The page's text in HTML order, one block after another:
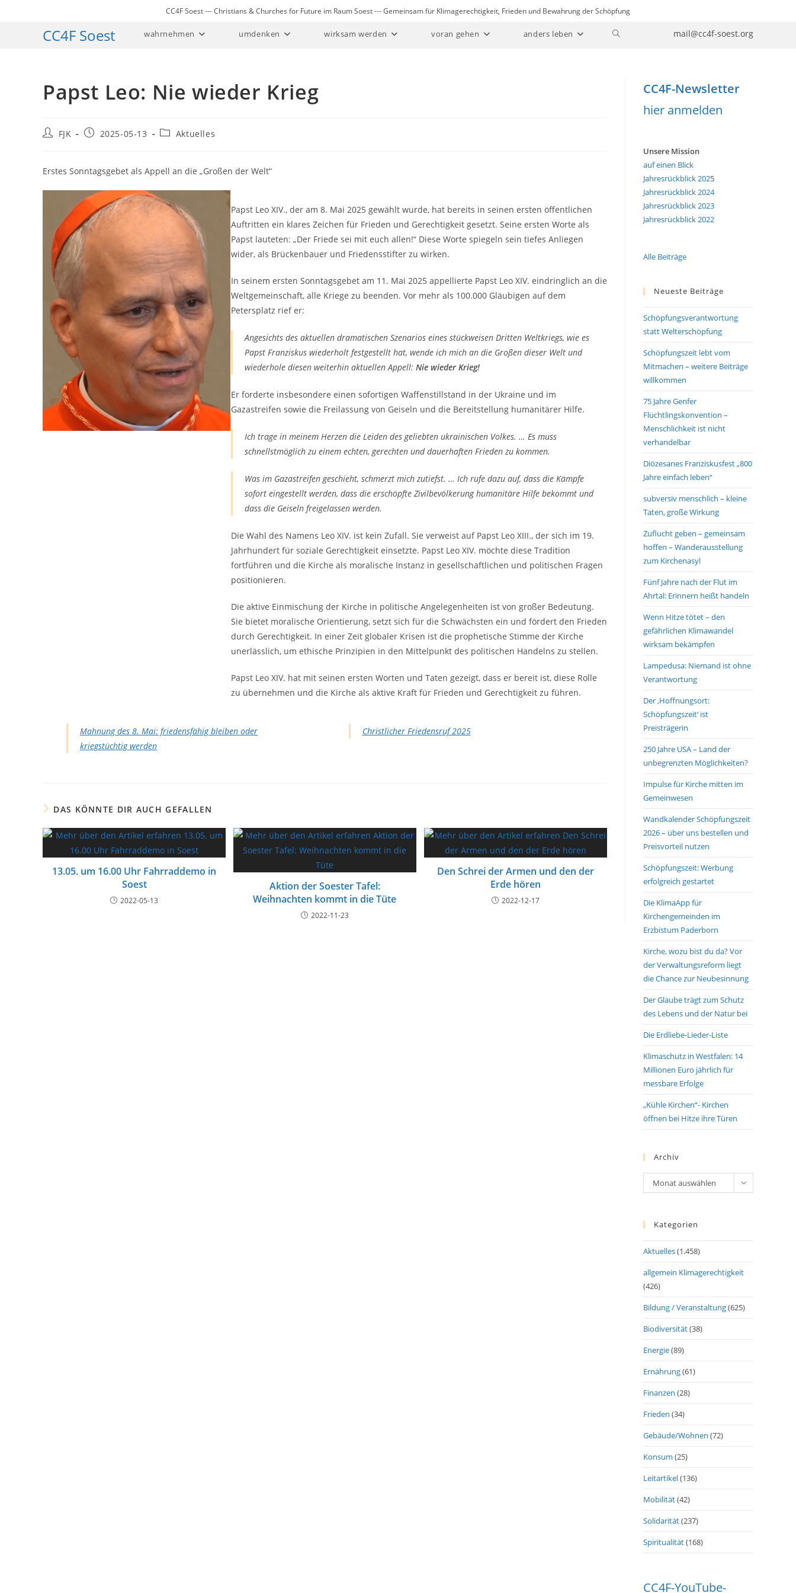
CC4F Soest --- Christians & Churches for Future im Raum Soest --- Gemeinsam für Klimagerechtigkeit, Frieden und Bewahrung der Schöpfung
CC4F Soest mail@cc4f-soest.org
wahrnehmen umdenken wirksam werden voran gehen anders leben
Website-
Papst Leo: Nie wieder Krieg
Beitrags-
FJK
Beitrag2025-05-13
Beitrags-
Aktuelles
Erstes Sonntagsgebet als Appell an die „Großen der Welt“
Papst Leo XIV., der am 8. Mai 2025 gewählt wurde, hat bereits in seinen ersten öffentlichen
Auftritten ein klares Zeichen für Frieden und Gerechtigkeit gesetzt. Seine ersten Worte als
Papst lauteten: „Der Friede sei mit euch allen!“ Diese Worte spiegeln sein tiefes Anliegen
wider, als Brückenbauer und Friedensstifter zu wirken.
In seinem ersten Sonntagsgebet am 11. Mai 2025 appellierte Papst Leo XIV. eindringlich an die
Weltgemeinschaft, alle Kriege zu beenden. Vor mehr als 100.000 Gläubigen auf dem
Petersplatz rief er:
Angesichts des aktuellen dramatischen Szenarios eines stückweisen Dritten Weltkriegs, wie es
Papst Franziskus wiederholt festgestellt hat, wende ich mich an die Großen dieser Welt und
wiederhole diesen weiterhin aktuellen Appell: Nie wieder Krieg!
Er forderte insbesondere einen sofortigen Waffenstillstand in der Ukraine und im
Gazastreifen sowie die Freilassung von Geiseln und die Bereitstellung humanitärer Hilfe.
Ich trage in meinem Herzen die Leiden des geliebten ukrainischen Volkes. … Es muss
schnellstmöglich zu einem echten, gerechten und dauerhaften Frieden zu kommen.
Was im Gazastreifen geschieht, schmerzt mich zutiefst. … Ich rufe dazu auf, dass die Kämpfe
sofort eingestellt werden, dass die erschöpfte Zivilbevölkerung humanitäre Hilfe bekommt und
dass die Geiseln freigelassen werden.
Die Wahl des Namens Leo XIV. ist kein Zufall. Sie verweist auf Papst Leo XIII., der sich im 19.
Jahrhundert für soziale Gerechtigkeit einsetzte. Papst Leo XIV. möchte diese Tradition
fortführen und die Kirche als moralische Instanz in gesellschaftlichen und politischen Fragen
positionieren.
Die aktive Einmischung der Kirche in politische Angelegenheiten ist von großer Bedeutung.
Sie bietet moralische Orientierung, setzt sich für die Schwächsten ein und fördert den Frieden
durch Gerechtigkeit. In einer Zeit globaler Krisen ist die prophetische Stimme der Kirche
unerlässlich, um ethische Prinzipien in den Mittelpunkt des politischen Handelns zu stellen.
Papst Leo XIV. hat mit seinen ersten Worten und Taten gezeigt, dass er bereit ist, diese Rolle
zu übernehmen und die Kirche als aktive Kraft für Frieden und Gerechtigkeit zu führen.
Mahnung des 8. Mai: friedensfähig bleiben oder
kriegstüchtig werden
Christlicher Friedensruf 2025
DAS KÖNNTE DIR AUCH GEFALLEN
13.05. um 16.00 Uhr Fahrraddemo in
Soest
2022-05-13
Aktion der Soester Tafel:
Weihnachten kommt in die Tüte
2022-11-23
Den Schrei der Armen und den der
Erde hören
2022-12-17
CC4F-Newsletter
hier anmelden
Unsere Mission
auf einen Blick
Jahresrückblick 2025
Jahresrückblick 2024
Jahresrückblick 2023
Jahresrückblick 2022
Alle Beiträge
Neueste Beiträge
Schöpfungsverantwortung
statt Welterschöpfung
Schöpfungszeit lebt vom
Mitmachen – weitere Beiträge
willkommen
75 Jahre Genfer
Flüchtlingskonvention –
Menschlichkeit ist nicht
verhandelbar
Diözesanes Franziskusfest „800
Jahre einfach leben“
subversiv menschlich – kleine
Taten, große Wirkung
Zuflucht geben – gemeinsam
hoffen – Wanderausstellung
zum Kirchenasyl
Fünf Jahre nach der Flut im
Ahrtal: Erinnern heißt handeln
Wenn Hitze tötet – den
gefährlichen Klimawandel
wirksam bekämpfen
Lampedusa: Niemand ist ohne
Verantwortung
Der ‚Hoffnungsort:
Schöpfungszeit‘ ist
Preisträgerin
250 Jahre USA – Land der
unbegrenzten Möglichkeiten?
Impulse für Kirche mitten im
Gemeinwesen
Wandkalender Schöpfungszeit
2026 – über uns bestellen und
Preisvorteil nutzen
Schöpfungszeit: Werbung
erfolgreich gestartet
Die KlimaApp für
Kirchengemeinden im
Erzbistum Paderborn
Kirche, wozu bist du da? Vor
der Verwaltungsreform liegt
die Chance zur Neubesinnung
Der Glaube trägt zum Schutz
des Lebens und der Natur bei
Die Erdliebe-Lieder-Liste
Klimaschutz in Westfalen: 14
Millionen Euro jährlich für
messbare Erfolge
„Kühle Kirchen“- Kirchen
öffnen bei Hitze ihre Türen
Archiv
Archiv
Monat auswählen
Kategorien
Aktuelles(1.458)
allgemein Klimagerechtigkeit
(426)
Bildung / Veranstaltung(625)
Biodiversität(38)
Energie(89)
Ernährung(61)
Finanzen (28)
Frieden (34)
Gebäude/Wohnen (72)
Konsum (25)
Leitartikel(136)
Mobilität(42)
Solidarität(237)
Spiritualität(168)
CC4F-YouTube-